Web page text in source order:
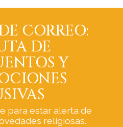
CORREO:
DE
Y
para estar alerta de
religiosas.